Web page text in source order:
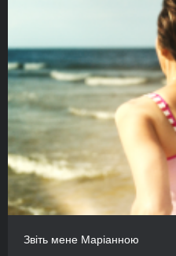
Звіть мене Маріанною